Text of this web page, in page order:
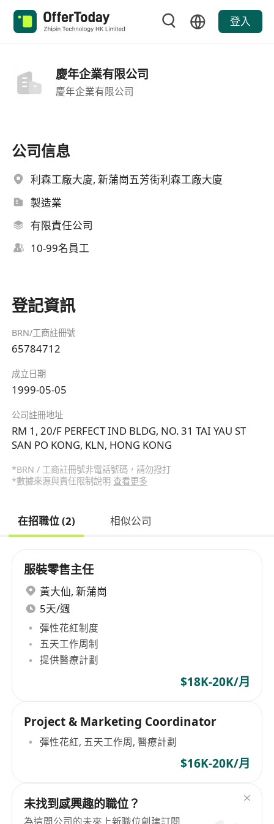
登入
慶年企業有限公司
慶年企業有限公司
公司信息
利森工廠大廈, 新蒲崗五芳街利森工廠大廈
製造業
有限責任公司
10-99名員工
登記資訊
BRN/工商註冊號
65784712
成立日期
1999-05-05
公司註冊地址
RM 1, 20/F PERFECT IND BLDG, NO. 31 TAI YAU ST
SAN PO KONG, KLN, HONG KONG
*BRN / 工商註冊號非電話號碼，請勿撥打
*數據來源與責任限制說明 查看更多
在招職位 (2) 相似公司
服裝零售主任
黃大仙, 新蒲崗
5天/週
彈性花紅制度
五天工作周制
提供醫療計劃
$18K-20K/月
Project & Marketing Coordinator
彈性花紅, 五天工作周, 醫療計劃
$16K-20K/月
未找到感興趣的職位？